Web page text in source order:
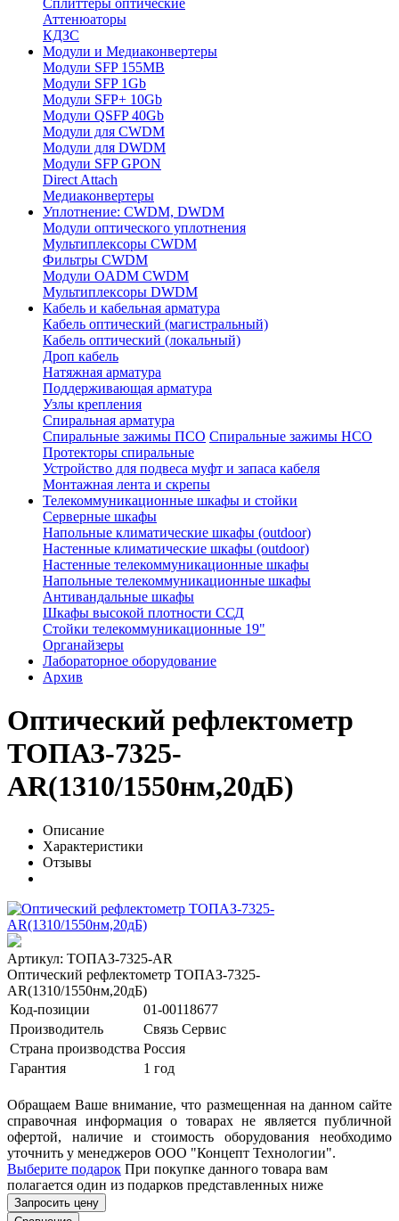
Аттенюаторы
КДЗС
Модули и Медиаконвертеры
Модули SFP 155MB
Модули SFP 1Gb
Модули SFP+ 10Gb
Модули QSFP 40Gb
Модули для CWDM
Модули для DWDM
Модули SFP GPON
Direct Attach
Медиаконвертеры
Уплотнение: CWDM, DWDM
Модули оптического уплотнения
Мультиплексоры CWDM
Фильтры CWDM
Модули OADM CWDM
Мультиплексоры DWDM
Кабель и кабельная арматура
Кабель оптический (магистральный)
Кабель оптический (локальный)
Дроп кабель
Натяжная арматура
Поддерживающая арматура
Узлы крепления
Спиральная арматура
Спиральные зажимы ПСО Спиральные зажимы НСО
Протекторы спиральные
Устройство для подвеса муфт и запаса кабеля
Монтажная лента и скрепы
Телекоммуникационные шкафы и стойки
Серверные шкафы
Напольные климатические шкафы (outdoor)
Настенные климатические шкафы (outdoor)
Настенные телекоммуникационные шкафы
Напольные телекоммуникационные шкафы
Антивандальные шкафы
Шкафы высокой плотности ССД
Стойки телекоммуникационные 19"
Органайзеры
Лабораторное оборудование
Архив
Оптический рефлектометр
ТОПАЗ-7325-
AR(1310/1550нм,20дБ)
Описание
Характеристики
Отзывы
Артикул: ТОПАЗ-7325-AR
Оптический рефлектометр ТОПАЗ-7325-
AR(1310/1550нм,20дБ)
Код-позиции
01-00118677
Производитель
Связь Сервис
Страна производства Россия
Гарантия
1 год
Обращаем Ваше внимание, что размещенная на данном сайте
справочная информация о товарах не является публичной
офертой, наличие и стоимость оборудования необходимо
уточнить у менеджеров ООО "Концепт Технологии".
Выберите подарок При покупке данного товара вам
полагается один из подарков представленных ниже
Запросить цену